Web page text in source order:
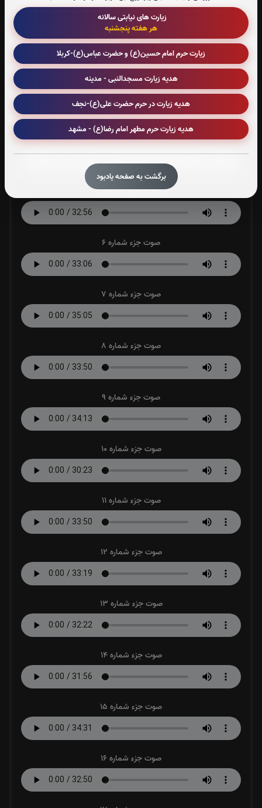
زیارت های نیابتی سالانه
هر هفته پنجشنبه
زیارت حرم امام حسین(ع) و حضرت عباس(ع)-کربلا
هدیه زیارت مسجدالنبی - مدینه
هدیه زیارت در حرم حضرت علی(ع)-نجف
هدیه زیارت حرم مطهر امام رضا(ع) - مشهد
برگشت به صفحه یادبود
صوت جزء شماره 2
صوت جزء شماره 3
صوت جزء شماره 4
صوت جزء شماره 5
صوت جزء شماره 6
صوت جزء شماره 7
صوت جزء شماره 8
صوت جزء شماره 9
صوت جزء شماره 10
صوت جزء شماره 11
صوت جزء شماره 12
صوت جزء شماره 13
صوت جزء شماره 14
صوت جزء شماره 15
صوت جزء شماره 16